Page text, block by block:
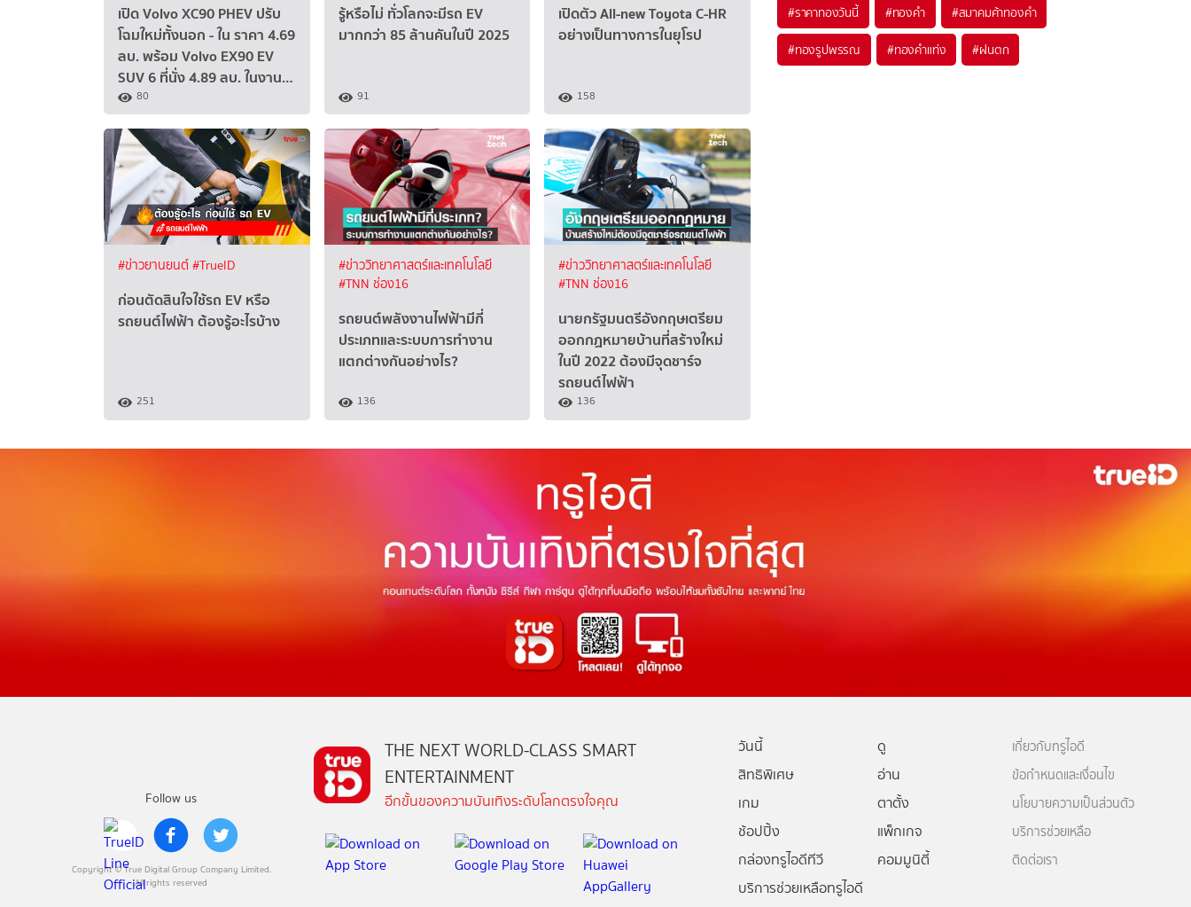
เปิด Volvo XC90 PHEV ปรับ
โฉมใหม่ทั้งนอก - ใน ราคา 4.69
ลบ. พร้อม Volvo EX90 EV
SUV 6 ที่นั่ง 4.89 ลบ. ในงาน…
80
รู้หรือไม่ ทั่วโลกจะมีรถ EV
มากกว่า 85 ล้านคันในปี 2025
91
เปิดตัว All-new Toyota C-HR
อย่างเป็นทางการในยุโรป
158
#ข่าวยานยนต์#TrueID
ก่อนตัดสินใจใช้รถ EV หรือ
รถยนต์ไฟฟ้า ต้องรู้อะไรบ้าง
251
#ข่าววิทยาศาสตร์และเทคโนโลยี
#TNN ช่อง16
รถยนต์พลังงานไฟฟ้ามีกี่
ประเภทและระบบการทำงาน
แตกต่างกันอย่างไร?
136
#ข่าววิทยาศาสตร์และเทคโนโลยี
#TNN ช่อง16
นายกรัฐมนตรีอังกฤษเตรียม
ออกกฏหมายบ้านที่สร้างใหม่
ในปี 2022 ต้องมีจุดชาร์จ
รถยนต์ไฟฟ้า
136
#ราคาทองวันนี้ #ทองคำ #สมาคมค้าทองคำ
#ทองรูปพรรณ #ทองคำแท่ง #ฝนตก
Follow us
Copyright © True Digital Group Company Limited.
All rights reserved
THE NEXT WORLD-CLASS SMART
ENTERTAINMENT
อีกขั้นของความบันเทิงระดับโลกตรงใจคุณ
วันนี้
ดู
สิทธิพิเศษ
อ่าน
เกม
ตาตั้ง
ช้อปปิ้ง
แพ็กเกจ
กล่องทรูไอดีทีวี
คอมมูนิตี้
บริการช่วยเหลือทรูไอดี
เกี่ยวกับทรูไอดี
ข้อกำหนดและเงื่อนไข
นโยบายความเป็นส่วนตัว
บริการช่วยเหลือ
ติดต่อเรา